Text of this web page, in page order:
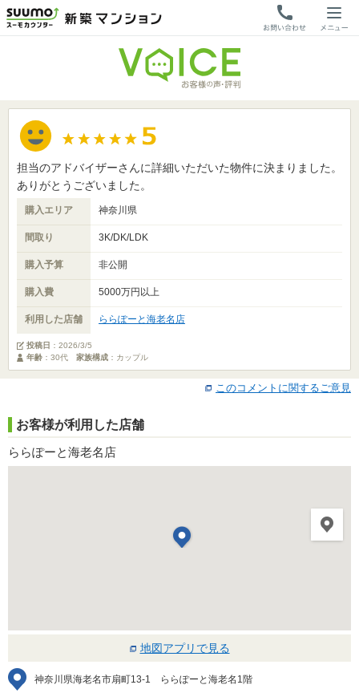
担当のアドバイザーさんに詳細いただいた物件に決まりました。
ありがとうございました。
購入エリア 神奈川県
間取り 3K/DK/LDK
購入予算 非公開
購入費 5000万円以上
利用した店舗 ららぽーと海老名店
投稿日 ： 2026/3/5
年齢 ：30代 家族構成 ：カップル
このコメントに関するご意見
お客様が利用した店舗
ららぽーと海老名店
地図アプリで見る
神奈川県海老名市扇町13-1 ららぽーと海老名1階